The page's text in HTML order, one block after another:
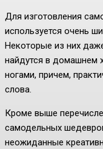
Для изготовления
используется очень
Некоторые из них
найдутся в домашнем
ногами, причем,
слова.
Кроме выше
самодельных
неожиданные